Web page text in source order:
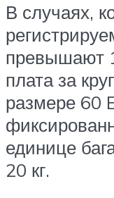
В случаях,
превышают
плата за
размере 60
единице
20 кг.